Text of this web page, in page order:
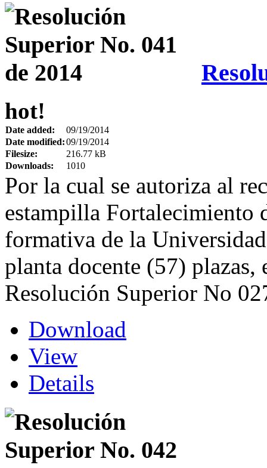
hot!
Date added:
09/19/2014
Date modified:09/19/2014
Filesize:
216.77 kB
Downloads:
1010
Por la cual se autoriza al
estampilla Fortalecimiento
formativa de la
planta docente (57)
Resolución Superior No
Download
View
Details